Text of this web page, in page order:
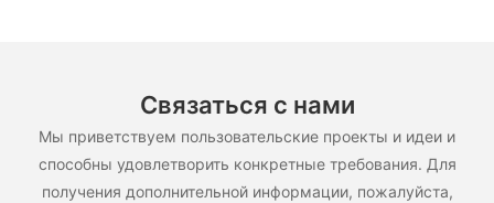
Связаться с нами
Мы приветствуем пользовательские проекты и идеи и
способны удовлетворить конкретные требования. Для
получения дополнительной информации, пожалуйста,